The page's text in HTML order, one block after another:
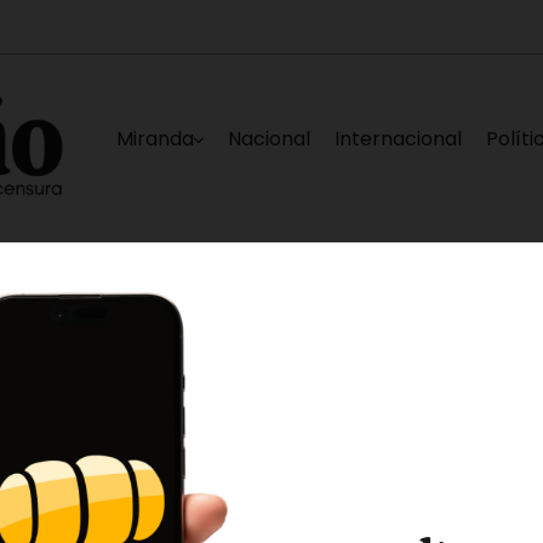
Miranda Nacional Internacional
económica y la calidad de vida»